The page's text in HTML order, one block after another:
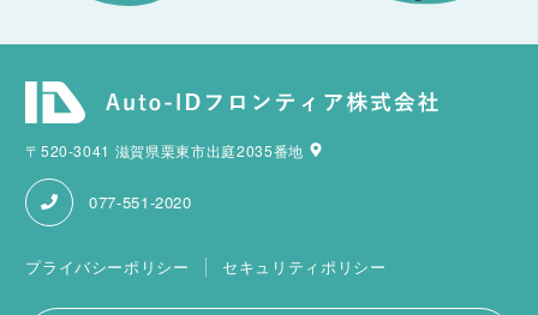
〒520-3041 滋賀県栗東市出庭2035番地
077-551-2020
プライバシーポリシー セキュリティポリシー